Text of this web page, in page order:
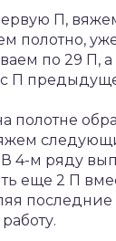
П, вяжем
полотно,
по 29 П,
П
полотне
4-м ряду
еще 2 П
последние